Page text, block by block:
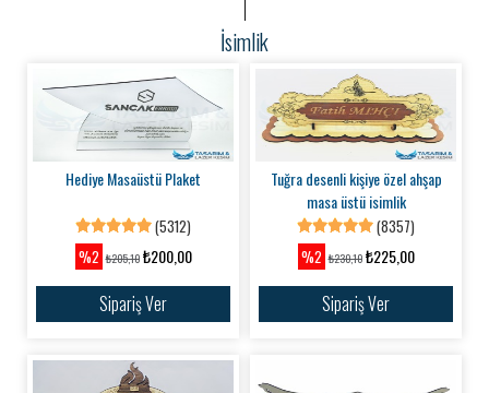
İsimlik
Hediye Masaüstü Plaket
(5312)
%2 ₺205,10₺200,00
Sipariş Ver
Tuğra desenli kişiye özel ahşap
masa üstü isimlik
(8357)
%2 ₺230,10₺225,00
Sipariş Ver